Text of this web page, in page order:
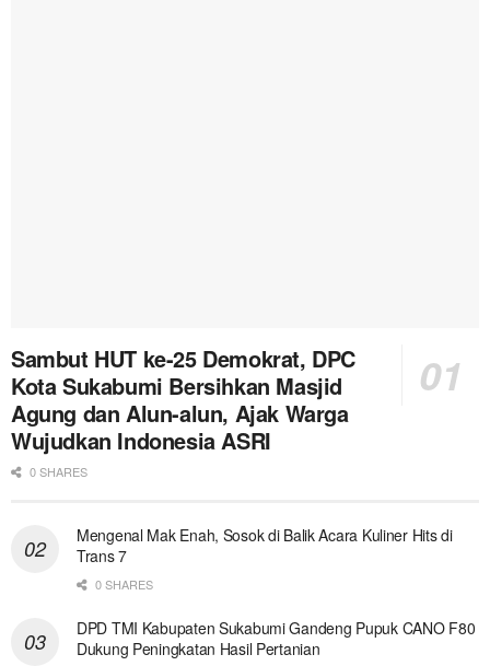
Sambut HUT ke-25 Demokrat, DPC
Kota Sukabumi Bersihkan Masjid
Agung dan Alun-alun, Ajak Warga
Wujudkan Indonesia ASRI
0 SHARES
Mengenal Mak Enah, Sosok di Balik Acara Kuliner Hits di
Trans 7
0 SHARES
DPD TMI Kabupaten Sukabumi Gandeng Pupuk CANO F80
Dukung Peningkatan Hasil Pertanian